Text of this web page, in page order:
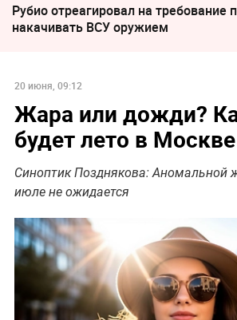
Рубио отреагировал на требование
накачивать ВСУ оружием
20 июня, 09:12
Жара или дожди?
будет лето в
Синоптик Позднякова: Аномальной
июле не ожидается